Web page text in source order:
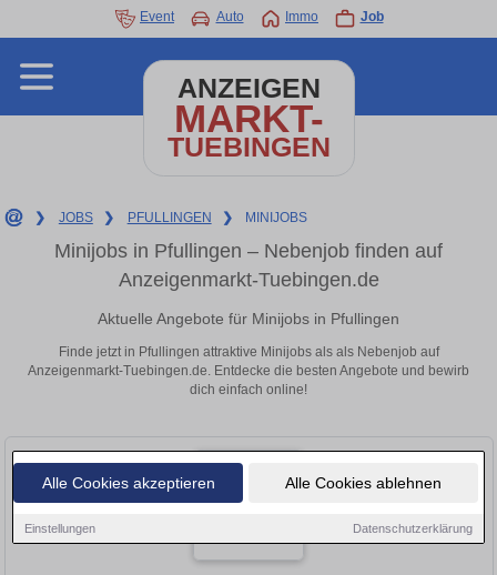
Alle Cookies akzeptieren Alle Cookies ablehnen
Einstellungen Datenschutzerklärung
Event Auto Immo Job
ANZEIGEN
MARKT-
TUEBINGEN
❯ JOBS ❯ PFULLINGEN ❯ MINIJOBS
Minijobs in Pfullingen – Nebenjob finden auf
Anzeigenmarkt-Tuebingen.de
Aktuelle Angebote für Minijobs in Pfullingen
Finde jetzt in Pfullingen attraktive Minijobs als als Nebenjob auf
Anzeigenmarkt-Tuebingen.de. Entdecke die besten Angebote und bewirb
dich einfach online!